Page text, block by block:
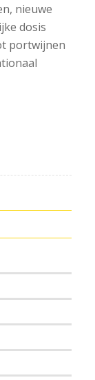
nieuwe
dosis
portwijnen